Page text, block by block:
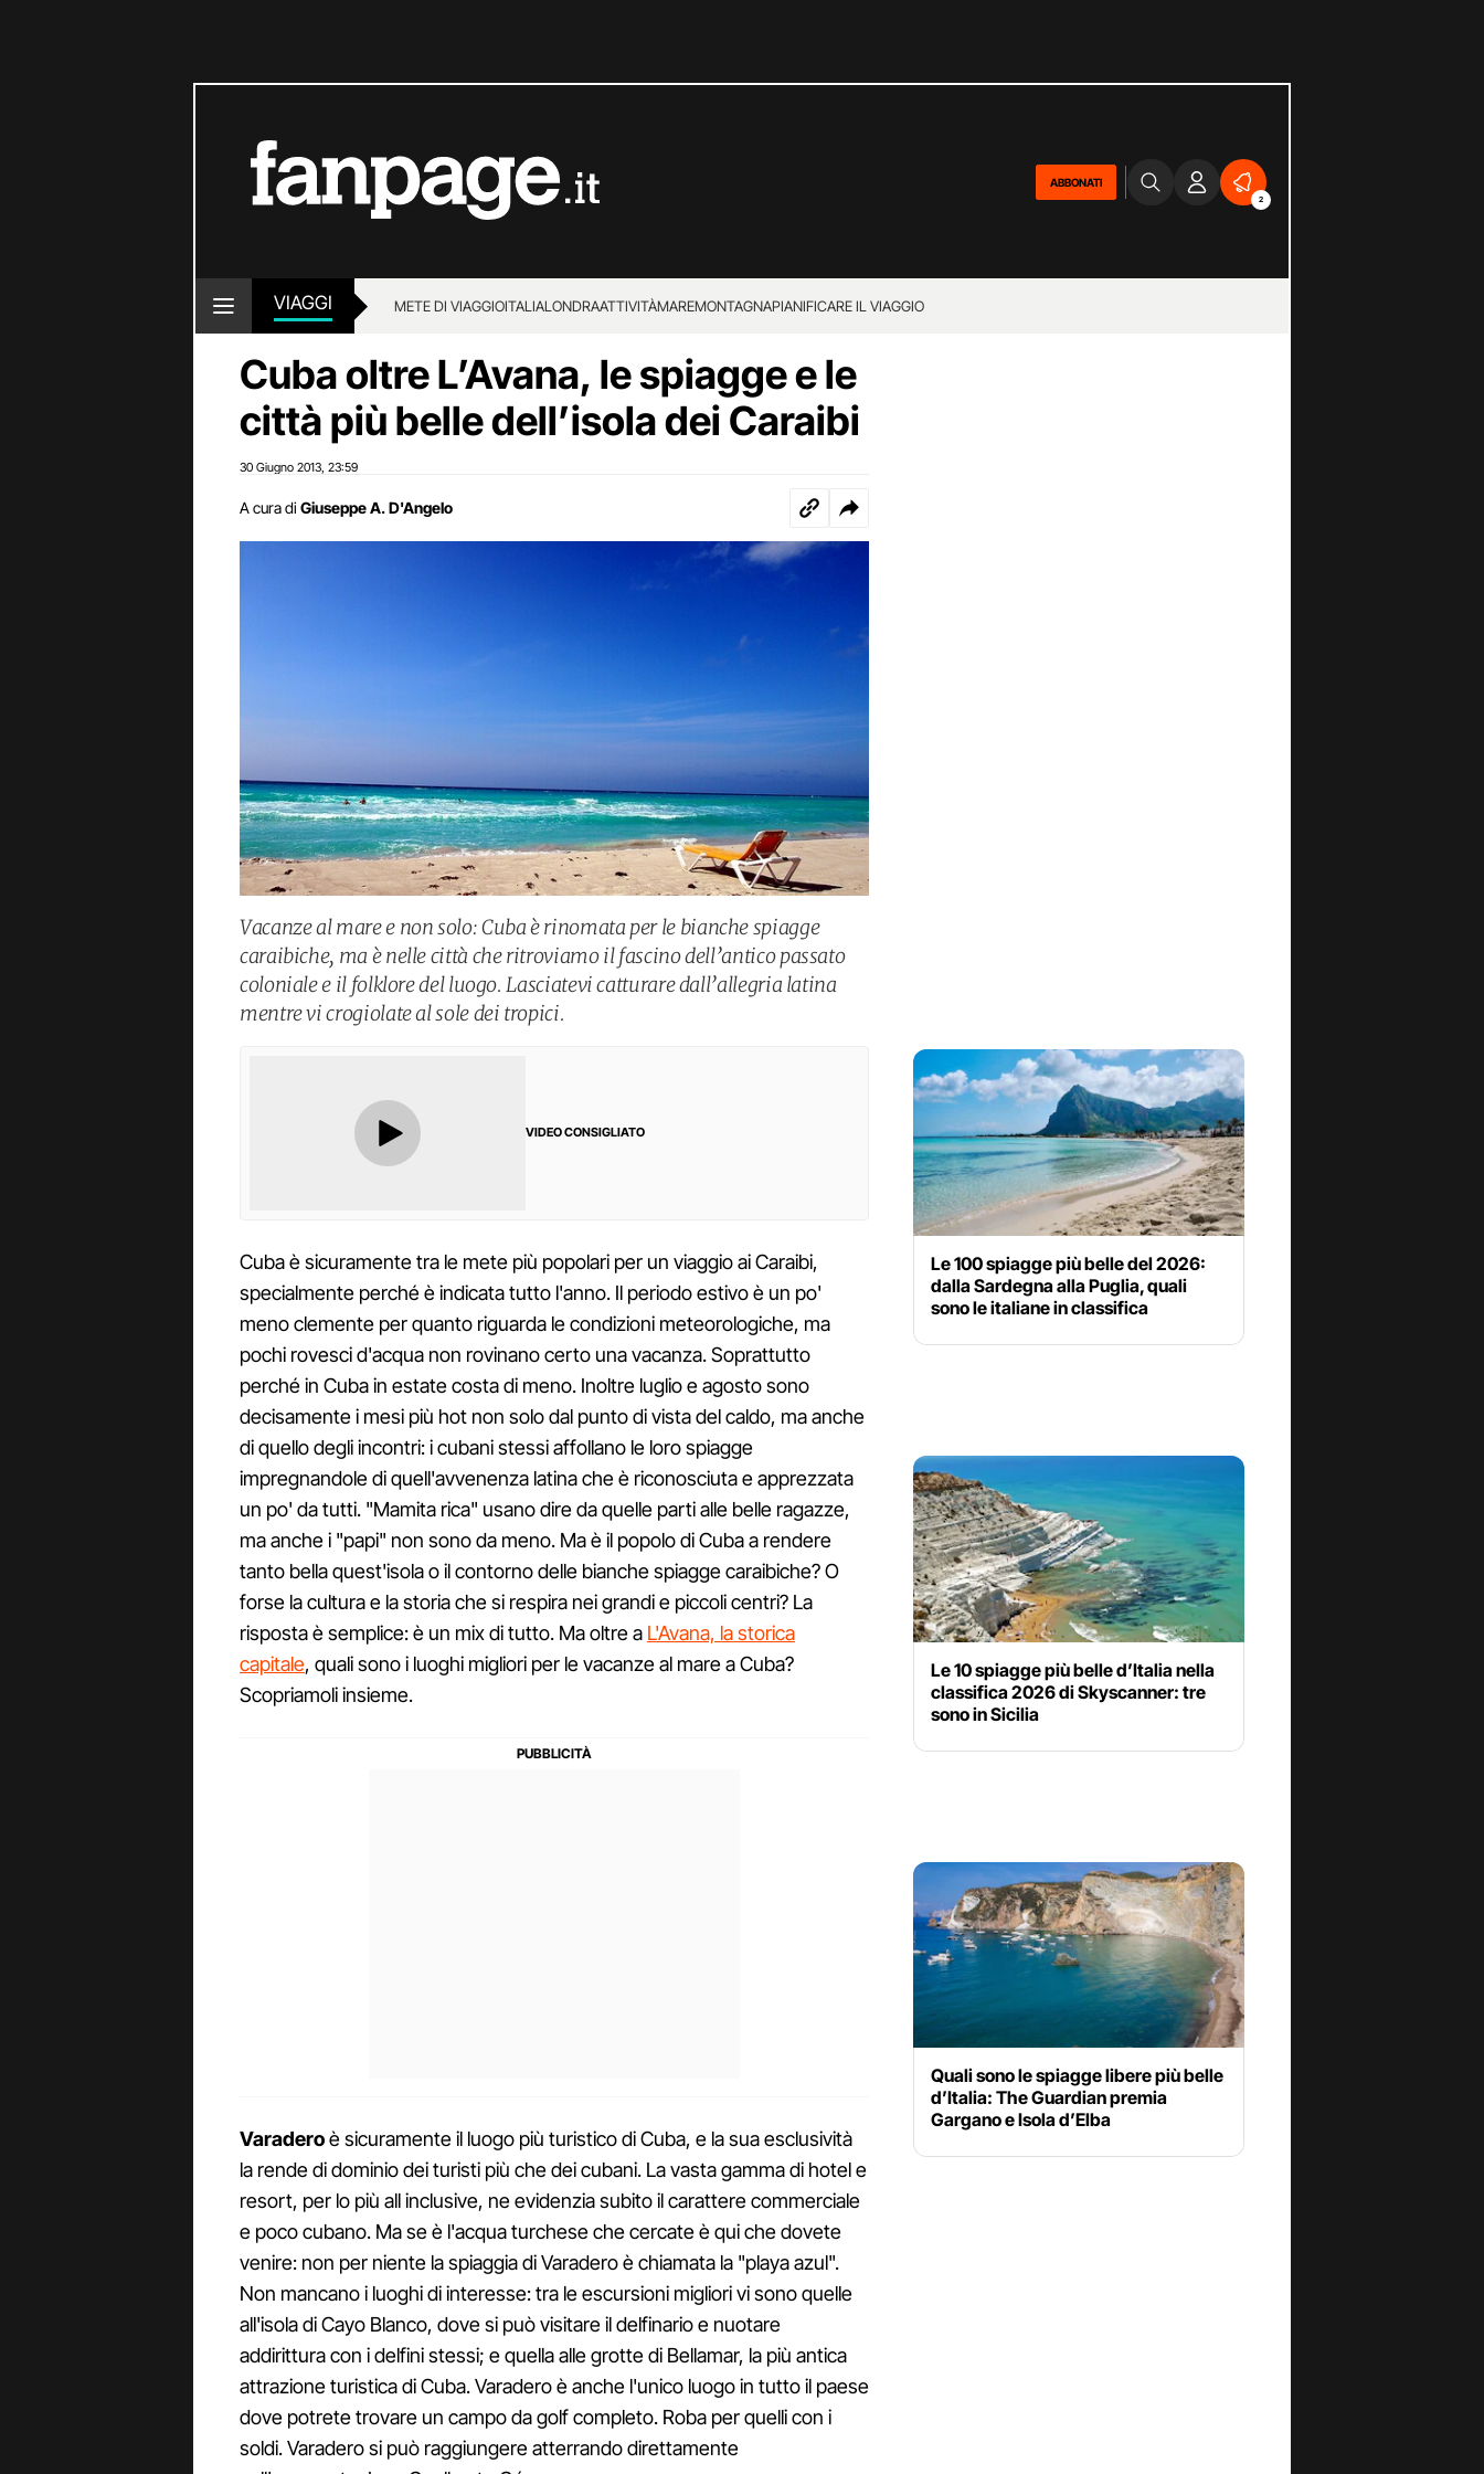
ABBONATI
2
VIAGGI METE DI VIAGGIOITALIALONDRAATTIVITÀMAREMONTAGNAPIANIFICARE IL VIAGGIO
Cuba oltre L’Avana, le spiagge e le
città più belle dell’isola dei Caraibi
30 Giugno 2013 23:59
A cura di Giuseppe A. D'Angelo
Vacanze al mare e non solo: Cuba è rinomata per le bianche spiagge
caraibiche, ma è nelle città che ritroviamo il fascino dell’antico passato
coloniale e il folklore del luogo. Lasciatevi catturare dall’allegria latina
mentre vi crogiolate al sole dei tropici.
VIDEO CONSIGLIATO
Cuba è sicuramente tra le mete più popolari per un viaggio ai Caraibi,
specialmente perché è indicata tutto l'anno. Il periodo estivo è un po'
meno clemente per quanto riguarda le condizioni meteorologiche, ma
pochi rovesci d'acqua non rovinano certo una vacanza. Soprattutto
perché in Cuba in estate costa di meno. Inoltre luglio e agosto sono
decisamente i mesi più hot non solo dal punto di vista del caldo, ma anche
di quello degli incontri: i cubani stessi affollano le loro spiagge
impregnandole di quell'avvenenza latina che è riconosciuta e apprezzata
un po' da tutti. "Mamita rica" usano dire da quelle parti alle belle ragazze,
ma anche i "papi" non sono da meno. Ma è il popolo di Cuba a rendere
tanto bella quest'isola o il contorno delle bianche spiagge caraibiche? O
forse la cultura e la storia che si respira nei grandi e piccoli centri? La
risposta è semplice: è un mix di tutto. Ma oltre a L'Avana, la storica
capitale, quali sono i luoghi migliori per le vacanze al mare a Cuba?
Scopriamoli insieme.
Varaderoè sicuramente il luogo più turistico di Cuba, e la sua esclusività
la rende di dominio dei turisti più che dei cubani. La vasta gamma di hotel e
resort, per lo più all inclusive, ne evidenzia subito il carattere commerciale
e poco cubano. Ma se è l'acqua turchese che cercate è qui che dovete
venire: non per niente la spiaggia di Varadero è chiamata la "playa azul".
Non mancano i luoghi di interesse: tra le escursioni migliori vi sono quelle
all'isola di Cayo Blanco, dove si può visitare il delfinario e nuotare
addirittura con i delfini stessi; e quella alle grotte di Bellamar, la più antica
attrazione turistica di Cuba. Varadero è anche l'unico luogo in tutto il paese
dove potrete trovare un campo da golf completo. Roba per quelli con i
soldi. Varadero si può raggiungere atterrando direttamente
Le 100 spiagge più belle del 2026:
dalla Sardegna alla Puglia, quali
sono le italiane in classifica
Le 10 spiagge più belle d’Italia nella
classifica 2026 di Skyscanner: tre
sono in Sicilia
Quali sono le spiagge libere più belle
d’Italia: The Guardian premia
Gargano e Isola d’Elba